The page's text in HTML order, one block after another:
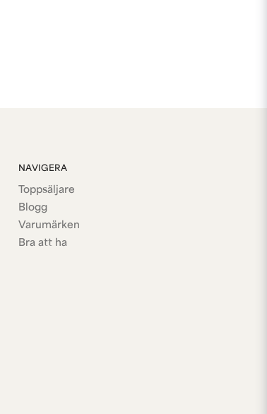
NAVIGERA
Toppsäljare
Blogg
Varumärken
Bra att ha